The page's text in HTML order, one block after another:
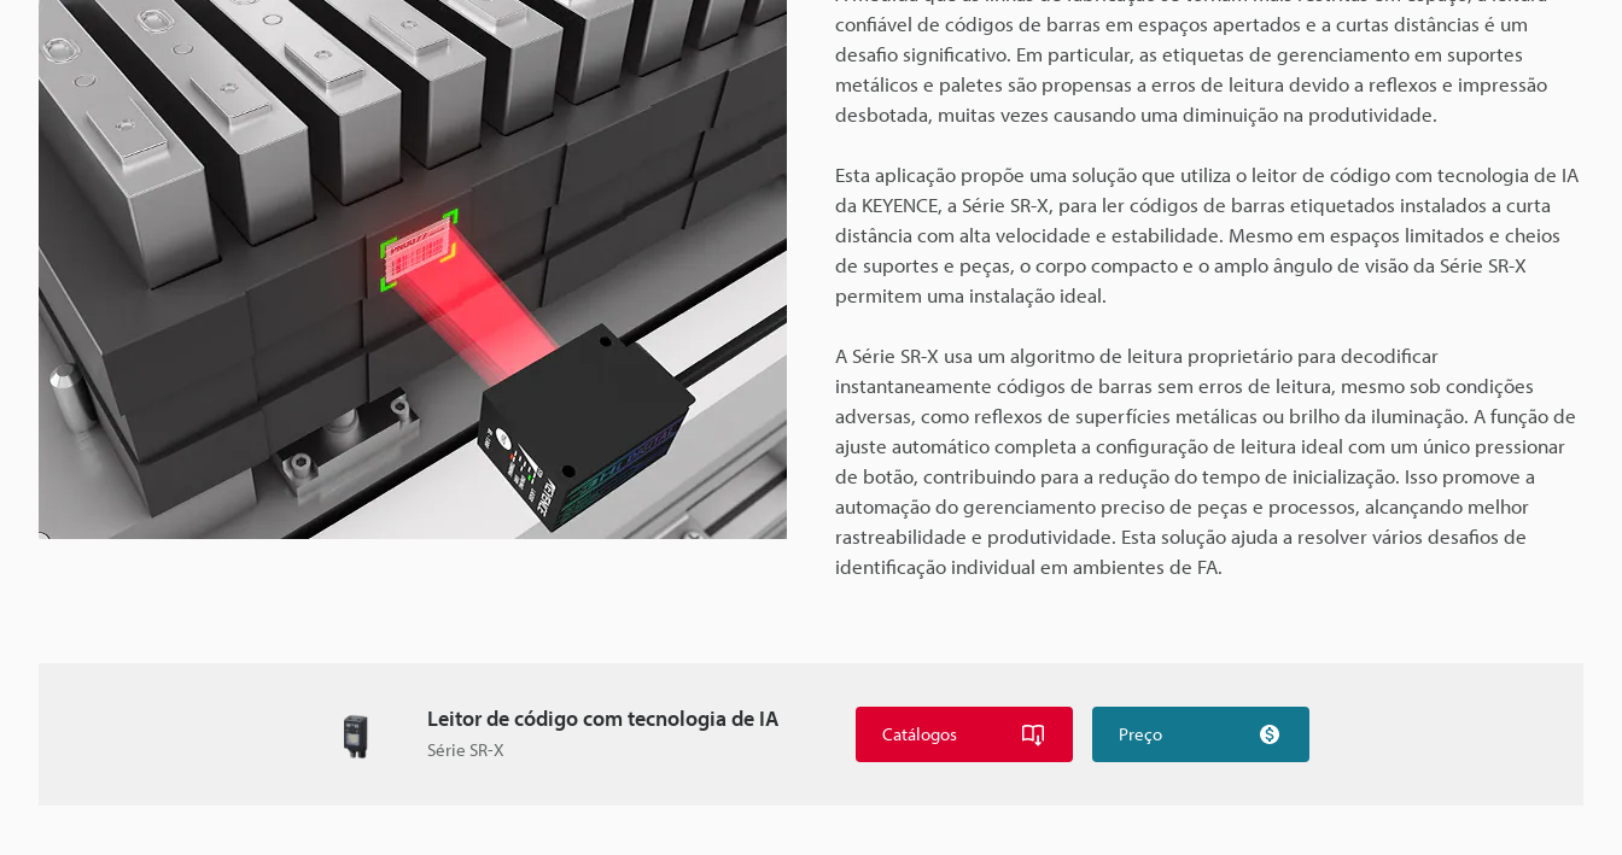
confiável de códigos de barras em espaços apertados e a curtas distâncias é um
desafio significativo. Em particular, as etiquetas de gerenciamento em suportes
metálicos e paletes são propensas a erros de leitura devido a reflexos e impressão
desbotada, muitas vezes causando uma diminuição na produtividade.
Esta aplicação propõe uma solução que utiliza o leitor de código com tecnologia de IA
da KEYENCE, a Série SR-X, para ler códigos de barras etiquetados instalados a curta
distância com alta velocidade e estabilidade. Mesmo em espaços limitados e cheios
de suportes e peças, o corpo compacto e o amplo ângulo de visão da Série SR-X
permitem uma instalação ideal.
A Série SR-X usa um algoritmo de leitura proprietário para decodificar
instantaneamente códigos de barras sem erros de leitura, mesmo sob condições
adversas, como reflexos de superfícies metálicas ou brilho da iluminação. A função de
ajuste automático completa a configuração de leitura ideal com um único pressionar
de botão, contribuindo para a redução do tempo de inicialização. Isso promove a
automação do gerenciamento preciso de peças e processos, alcançando melhor
rastreabilidade e produtividade. Esta solução ajuda a resolver vários desafios de
identificação individual em ambientes de FA.
Leitor de código com tecnologia de IA
Série SR-X
Catálogos Preço